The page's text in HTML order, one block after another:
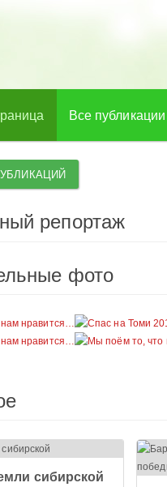
Все публикации
репортаж
фото
сибирской